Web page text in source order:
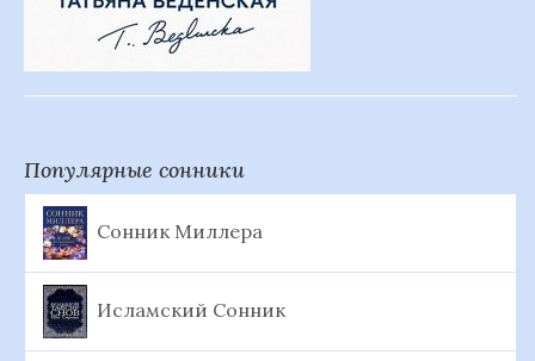
Популярные сонники
Сонник Миллера
Исламский Сонник